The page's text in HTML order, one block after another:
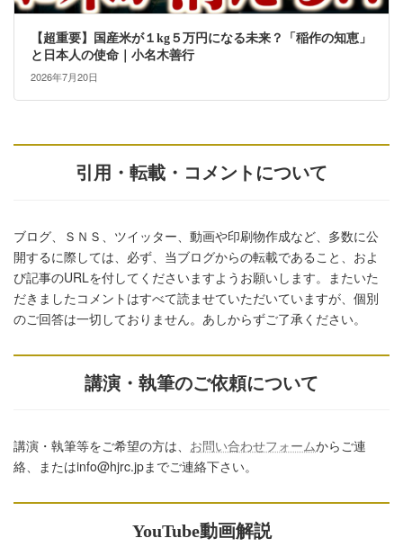
【超重要】国産米が１kg５万円になる未来？「稲作の知恵」
と日本人の使命｜小名木善行
2026年7月20日
引用・転載・コメントについて
ブログ、ＳＮＳ、ツイッター、動画や印刷物作成など、多数に公
開するに際しては、必ず、当ブログからの転載であること、およ
び記事のURLを付してくださいますようお願いします。またいた
だきましたコメントはすべて読ませていただいていますが、個別
のご回答は一切しておりません。あしからずご了承ください。
講演・執筆のご依頼について
講演・執筆等をご希望の方は、 お問い合わせフォームからご連
絡、またはinfo@hjrc.jpまでご連絡下さい。
YouTube動画解説